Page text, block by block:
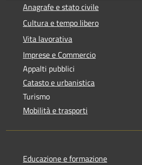
Anagrafe e stato civile
Cultura e tempo libero
Vita lavorativa
Imprese e Commercio
Appalti pubblici
Catasto e urbanistica
Turismo
Mobilità e trasporti
Educazione e formazione